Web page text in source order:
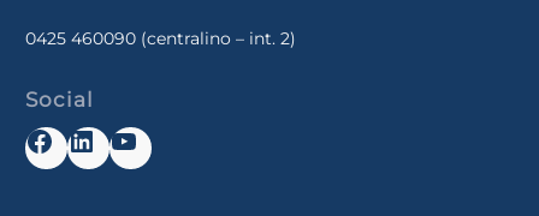
0425 460090 (centralino – int. 2)
Social
Facebook
LinkedIn
YouTube